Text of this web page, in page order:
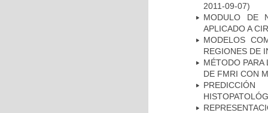
2011-09-07)
MODULO DE
APLICADO A
MODELOS
REGIONES DE
MÉTODO PARA
DE FMRI CON